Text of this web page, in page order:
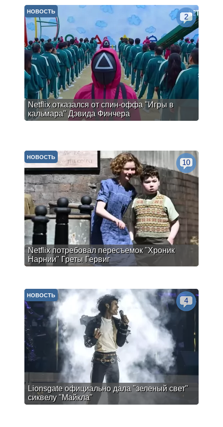
Netflix отказался от спин-оффа "Игры в
кальмара" Дэвида Финчера
НОВОСТЬ
2
Netflix потребовал пересъемок "Хроник
Нарнии" Греты Гервиг
НОВОСТЬ
10
Lionsgate официально дала "зеленый свет"
сиквелу "Майкла"
НОВОСТЬ
4